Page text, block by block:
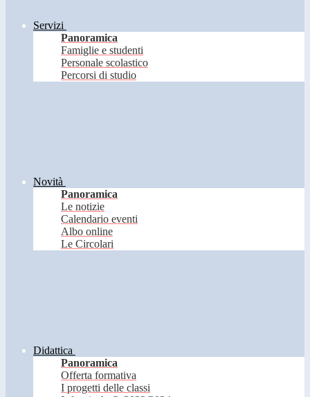
Servizi
Panoramica
Famiglie e studenti
Personale scolastico
Percorsi di studio
Novità
Panoramica
Le notizie
Calendario eventi
Albo online
Le Circolari
Didattica
Panoramica
Offerta formativa
I progetti delle classi